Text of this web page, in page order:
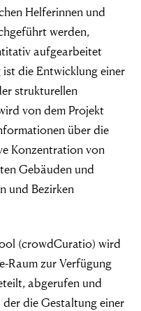
Helferinnen und
werden,
aufgearbeitet
die Entwicklung einer
strukturellen
von dem Projekt
über die
Konzentration von
Gebäuden und
und Bezirken
(crowdCuratio) wird
Raum zur Verfügung
abgerufen und
die Gestaltung einer